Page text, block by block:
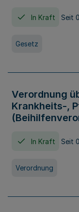
In Kraft Seit
Gesetz
Verordnung
Krankheits-,
In Kraft Seit
Verordnung